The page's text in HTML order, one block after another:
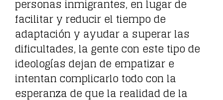
personas inmigrantes, en lugar de
facilitar y reducir el tiempo de
adaptación y ayudar a superar las
dificultades, la gente con este tipo de
ideologías dejan de empatizar e
intentan complicarlo todo con la
esperanza de que la realidad de la